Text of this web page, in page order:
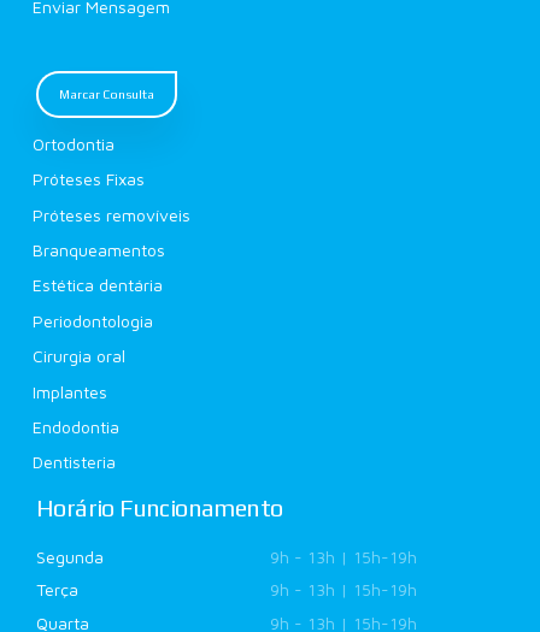
Enviar Mensagem
Marcar Consulta
Ortodontia
Próteses Fixas
Próteses removíveis
Branqueamentos
Estética dentária
Periodontologia
Cirurgia oral
Implantes
Endodontia
Dentisteria
Horário Funcionamento
Segunda
9h - 13h | 15h-19h
Terça
9h - 13h | 15h-19h
Quarta
9h - 13h | 15h-19h